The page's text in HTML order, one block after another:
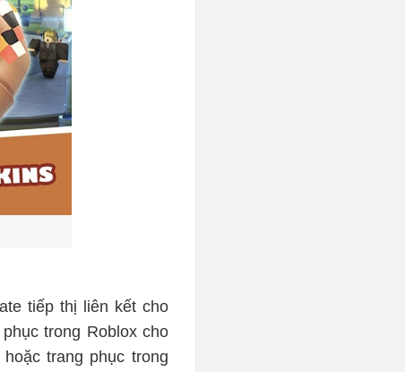
tiếp thị liên kết cho
trong Roblox cho
trang phục trong